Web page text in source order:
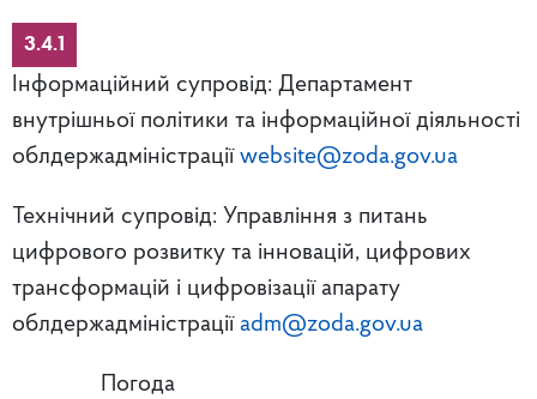
3.4.1
Інформаційний супровід: Департамент
внутрішньої політики та інформаційної діяльності
облдержадміністрації website@zoda.gov.ua
Технічний супровід: Управління з питань
цифрового розвитку та інновацій, цифрових
трансформацій і цифровізації апарату
облдержадміністрації adm@zoda.gov.ua
Погода